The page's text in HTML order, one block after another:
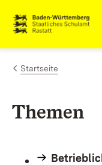
Zum Inhalt
Link zur Startseite
Startseite
Themen